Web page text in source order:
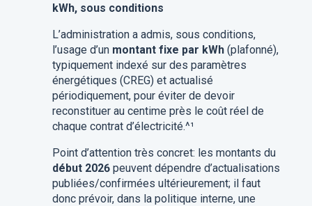
kWh, sous conditions
L’administration a admis, sous conditions,
l’usage d’un montant fixe par kWh(plafonné),
typiquement indexé sur des paramètres
énergétiques (CREG) et actualisé
périodiquement, pour éviter de devoir
reconstituer au centime près le coût réel de
chaque contrat d’électricité.^¹
Point d’attention très concret: les montants du
début 2026peuvent dépendre d’actualisations
publiées/confirmées ultérieurement; il faut
donc prévoir, dans la politique interne, une